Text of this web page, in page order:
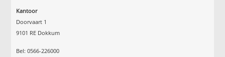
Kantoor
Doorvaart 1
9101 RE Dokkum
Bel: 0566-226000